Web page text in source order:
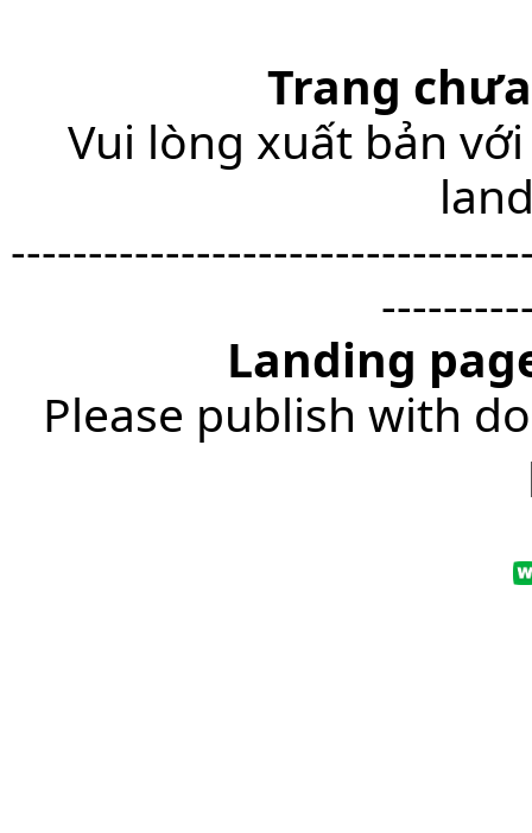
Trang
Vui lòng xuất bản
Landing
Please publish with